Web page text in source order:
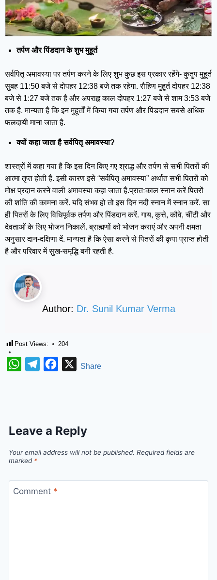
तर्पण और पिंडदान के शुभ मुहूर्त
सर्वपितृ अमावस्या पर तर्पण करने के लिए शुभ कुछ इस प्रकार रहेंगे- कुतुप मुहूर्त
सुबह 11:50 बजे से दोपहर 12:38 बजे तक रहेगा. रौहिण मुहूर्त दोपहर 12:38
बजे से 1:27 बजे तक है और अपराह्न काल दोपहर 1:27 बजे से शाम 3:53 बजे
तक है. मान्यता है कि इन मुहूर्तों में किया गया तर्पण और पिंडदान सबसे अधिक
फलदायी माना जाता है.
क्यों कहा जाता है सर्वपितृ अमावस्या?
शास्त्रों में कहा गया है कि इस दिन किए गए श्राद्ध और तर्पण से सभी पितरों की
आत्मा तृप्त होती है. इसी कारण इसे “सर्वपितृ अमावस्या” अर्थात सभी पितरों को
मोक्ष प्रदान करने वाली अमावस्या कहा जाता है.प्रातःकाल स्नान करें पितरों
की शांति की कामना करें. यदि संभव हो तो इस दिन नदी स्नान में स्नान करें. सा
ही पितरों के लिए विधिपूर्वक तर्पण और पिंडदान करें. गाय, कुत्ते, कौवे, चींटी और
देवताओं के लिए भोजन निकालें. ब्राह्मणों को भोजन कराएं और अपनी क्षमता
अनुसार दान-दक्षिणा दें. मान्यता है कि ऐसा करने से पितरों की कृपा प्राप्त होती
है और परिवार में सुख-समृद्धि बनी रहती है.
Author: Dr. Sunil Kumar Verma
Post Views: 204
WhatsAppTelegramFacebook
XShare
Leave a Reply
Your email address will not be published. Required fields are
marked *
Comment *